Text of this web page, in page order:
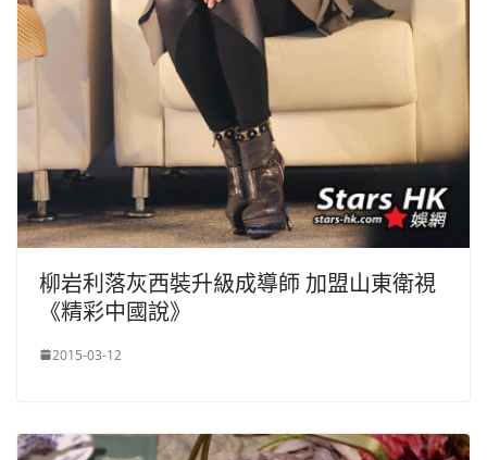
柳岩利落灰西裝升級成導師 加盟山東衛視
《精彩中國說》
2015-03-12